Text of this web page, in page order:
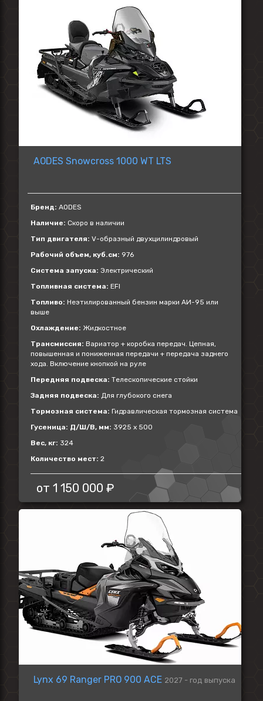
AODES Snowcross 1000 WT LTS
Бренд: AODES
Наличие: Скоро в наличии
Тип двигателя: V-образный двухцилиндровый
Рабочий объем, куб.см: 976
Система запуска: Электрический
Топливная система: EFI
Топливо: Неэтилированный бензин марки АИ-95 или
выше
Охлаждение: Жидкостное
Трансмиссия: Вариатор + коробка передач. Цепная,
повышенная и пониженная передачи + передача заднего
хода. Включение кнопкой на руле
Передняя подвеска: Телескопические стойки
Задняя подвеска: Для глубокого снега
Тормозная система: Гидравлическая тормозная система
Гусеница: Д/Ш/В, мм: 3925 x 500
Вес, кг: 324
Количество мест: 2
от 1 150 000 ₽
Lynx 69 Ranger PRO 900 ACE 2027 - год выпуска